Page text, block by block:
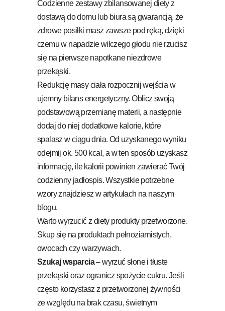
Codzienne zestawy zbilansowanej diety z
dostawą do domu lub biura są gwarancją, że
zdrowe posiłki masz zawsze pod ręką, dzięki
czemu w napadzie wilczego głodu nie rzucisz
się na pierwsze napotkane niezdrowe
przekąski.
Redukcję masy ciała rozpocznij wejścia w
ujemny bilans energetyczny. Oblicz swoją
podstawową przemianę materii, a następnie
dodaj do niej dodatkowe kalorie, które
spalasz w ciągu dnia. Od uzyskanego wyniku
odejmij ok. 500 kcal, a w ten sposób uzyskasz
informację, ile kalorii powinien zawierać Twój
codzienny jadłospis. Wszystkie potrzebne
wzory znajdziesz w artykułach na naszym
blogu.
Warto wyrzucić z diety produkty przetworzone.
Skup się na produktach pełnoziarnistych,
owocach czy warzywach.
Szukaj wsparcia– wyrzuć słone i tłuste
przekąski oraz ogranicz spożycie cukru. Jeśli
często korzystasz z przetworzonej żywności
ze względu na brak czasu, świetnym